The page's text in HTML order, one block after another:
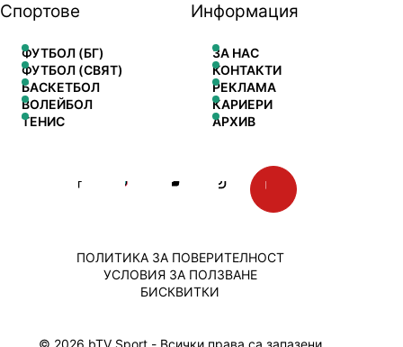
Спортове
ФУТБОЛ (БГ)
ФУТБОЛ (СВЯТ)
БАСКЕТБОЛ
ВОЛЕЙБОЛ
ТЕНИС
Информация
ЗА НАС
КОНТАКТИ
РЕКЛАМА
КАРИЕРИ
АРХИВ
ПОЛИТИКА ЗА ПОВЕРИТЕЛНОСТ
УСЛОВИЯ ЗА ПОЛЗВАНЕ
БИСКВИТКИ